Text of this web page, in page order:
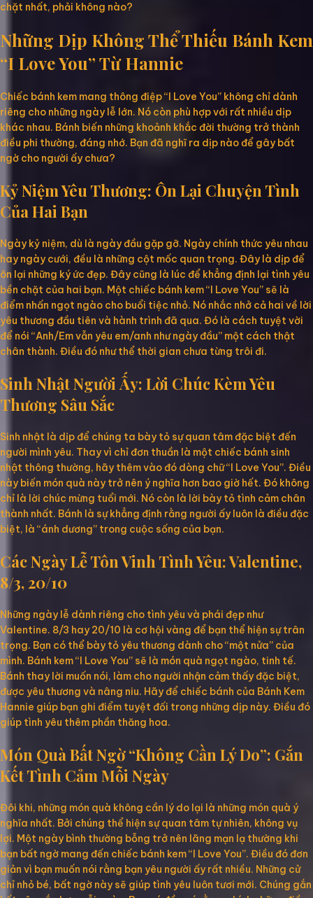
chặt nhất, phải không nào?
Những Dịp Không Thể Thiếu Bánh Kem
“I Love You” Từ Hannie
Chiếc bánh kem mang thông điệp “I Love You” không chỉ dành
riêng cho những ngày lễ lớn. Nó còn phù hợp với rất nhiều dịp
khác nhau. Bánh biến những khoảnh khắc đời thường trở thành
điều phi thường, đáng nhớ. Bạn đã nghĩ ra dịp nào để gây bất
ngờ cho người ấy chưa?
Kỷ Niệm Yêu Thương: Ôn Lại Chuyện Tình
Của Hai Bạn
Ngày kỷ niệm, dù là ngày đầu gặp gỡ. Ngày chính thức yêu nhau
hay ngày cưới, đều là những cột mốc quan trọng. Đây là dịp để
ôn lại những ký ức đẹp. Đây cũng là lúc để khẳng định lại tình yêu
bền chặt của hai bạn. Một chiếc bánh kem “I Love You” sẽ là
điểm nhấn ngọt ngào cho buổi tiệc nhỏ. Nó nhắc nhở cả hai về lời
yêu thương đầu tiên và hành trình đã qua. Đó là cách tuyệt vời
để nói “Anh/Em vẫn yêu em/anh như ngày đầu” một cách thật
chân thành. Điều đó như thể thời gian chưa từng trôi đi.
Sinh Nhật Người Ấy: Lời Chúc Kèm Yêu
Thương Sâu Sắc
Sinh nhật là dịp để chúng ta bày tỏ sự quan tâm đặc biệt đến
người mình yêu. Thay vì chỉ đơn thuần là một chiếc bánh sinh
nhật thông thường, hãy thêm vào đó dòng chữ “I Love You”. Điều
này biến món quà này trở nên ý nghĩa hơn bao giờ hết. Đó không
chỉ là lời chúc mừng tuổi mới. Nó còn là lời bày tỏ tình cảm chân
thành nhất. Bánh là sự khẳng định rằng người ấy luôn là điều đặc
biệt, là “ánh dương” trong cuộc sống của bạn.
Các Ngày Lễ Tôn Vinh Tình Yêu: Valentine,
8/3, 20/10
Những ngày lễ dành riêng cho tình yêu và phái đẹp như
Valentine. 8/3 hay 20/10 là cơ hội vàng để bạn thể hiện sự trân
trọng. Bạn có thể bày tỏ yêu thương dành cho “một nửa” của
mình. Bánh kem “I Love You” sẽ là món quà ngọt ngào, tinh tế.
Bánh thay lời muốn nói, làm cho người nhận cảm thấy đặc biệt,
được yêu thương và nâng niu. Hãy để chiếc bánh của Bánh Kem
Hannie giúp bạn ghi điểm tuyệt đối trong những dịp này. Điều đó
giúp tình yêu thêm phần thăng hoa.
Món Quà Bất Ngờ “Không Cần Lý Do”: Gắn
Kết Tình Cảm Mỗi Ngày
Đôi khi, những món quà không cần lý do lại là những món quà ý
nghĩa nhất. Bởi chúng thể hiện sự quan tâm tự nhiên, không vụ
lợi. Một ngày bình thường bỗng trở nên lãng mạn lạ thường khi
bạn bất ngờ mang đến chiếc bánh kem “I Love You”. Điều đó đơn
giản vì bạn muốn nói rằng bạn yêu người ấy rất nhiều. Những cử
chỉ nhỏ bé, bất ngờ này sẽ giúp tình yêu luôn tươi mới. Chúng gắn